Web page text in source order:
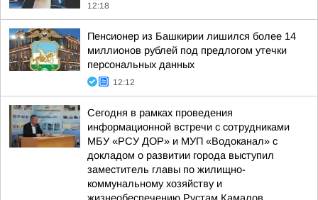
12:18
Пенсионер из Башкирии лишился более 14
миллионов рублей под предлогом утечки
персональных данных
12:12
Сегодня в рамках проведения
информационной встречи с сотрудниками
МБУ «РСУ ДОР» и МУП «Водоканал» с
докладом о развитии города выступил
заместитель главы по жилищно-
коммунальному хозяйству и